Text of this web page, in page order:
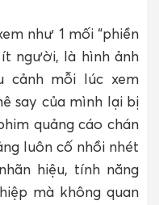
như 1 mối “phiền
người, là hình ảnh
cảnh mỗi lúc xem
say của mình lại bị
quảng cáo chán
luôn cố nhồi nhét
hiệu, tính năng
mà không quan